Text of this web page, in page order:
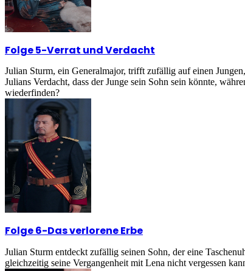
Folge 5-Verrat und Verdacht
Julian Sturm, ein Generalmajor, trifft zufällig auf einen
Julians Verdacht, dass der Junge sein Sohn sein könnte,
wiederfinden?
Folge 6-Das verlorene Erbe
Julian Sturm entdeckt zufällig seinen Sohn, der eine
gleichzeitig seine Vergangenheit mit Lena nicht vergessen